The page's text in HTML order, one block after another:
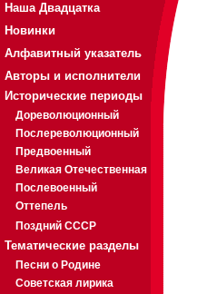
Наша Двадцатка
Новинки
Алфавитный указатель
Авторы и исполнители
Исторические периоды
Дореволюционный
Послереволюционный
Предвоенный
Великая Отечественная
Послевоенный
Оттепель
Поздний СССР
Тематические разделы
Песни о Родине
Советская лирика